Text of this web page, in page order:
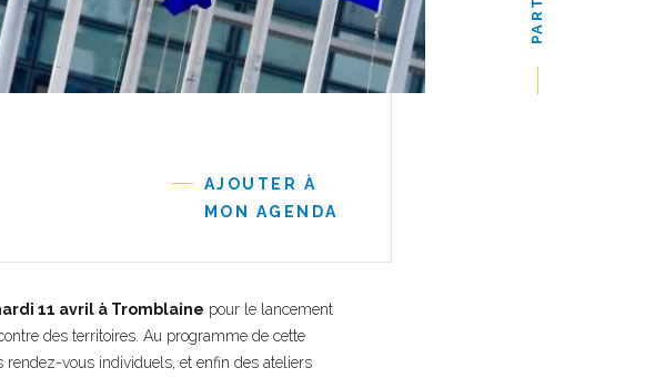
AJOUTER À
MON AGENDA
11 avril à Tromblaine pour le lancement
des territoires. Au programme de cette
rendez-vous individuels, et enfin des ateliers